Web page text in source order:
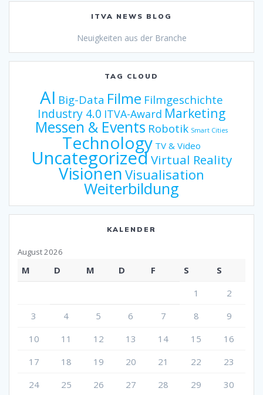
ITVA NEWS BLOG
Neuigkeiten aus der Branche
TAG CLOUD
AI Big-Data Filme Filmgeschichte
Industry 4.0 ITVA-Award Marketing
Messen & Events Robotik Smart Cities
Technology TV & Video
UncategorizedVirtual Reality
Visionen Visualisation
Weiterbildung
KALENDER
August 2026
M D M D F S
S
1
2
3
4 5 6 7 8
9
10
11 12 13 14 15
16
17
18 19 20 21 22
23
24
25 26 27 28 29
30